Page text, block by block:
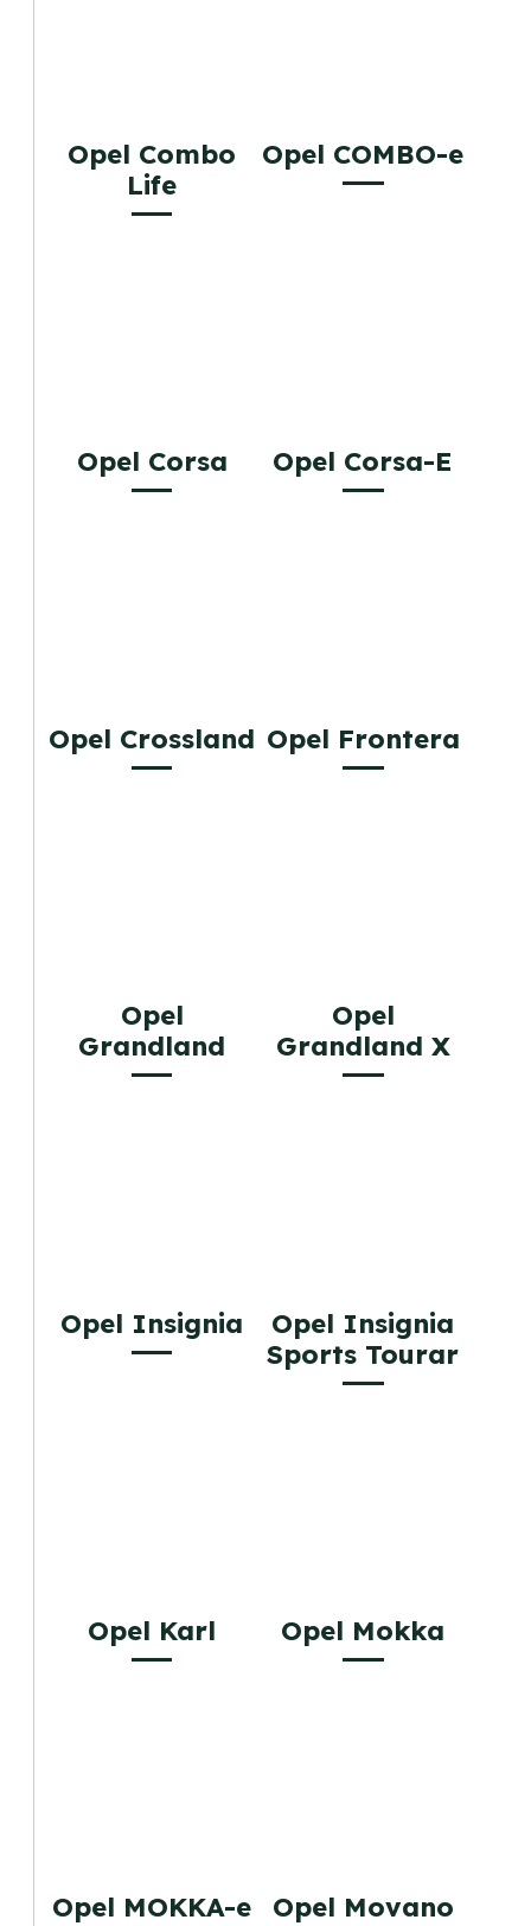
Opel Combo
Life
Opel COMBO-e
Opel Corsa Opel Corsa-E
Opel Crossland Opel Frontera
Opel
Grandland
Opel
Grandland X
Opel Insignia
Opel Insignia
Sports Tourar
Opel Karl Opel Mokka
Opel MOKKA-e Opel Movano